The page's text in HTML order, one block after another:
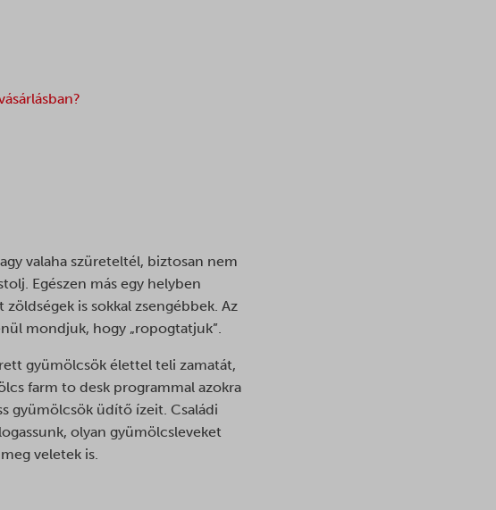
valaha szüreteltél, biztosan nem
Egészen más egy helyben
is sokkal zsengébbek. Az
mondjuk, hogy „ropogtatjuk”.
gyümölcsök élettel teli zamatát,
farm to desk programmal azokra
gyümölcsök üdítő ízeit. Családi
olyan gyümölcsleveket
veletek is.